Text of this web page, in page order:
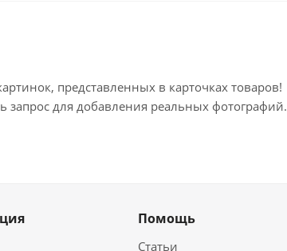
представленных в карточках товаров!
запрос для добавления реальных фотографий.
Помощь
Статьи